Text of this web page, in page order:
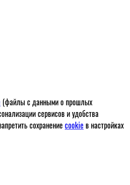
(файлы с данными о прошлых
сервисов и удобства
сохранение cookie в настройках